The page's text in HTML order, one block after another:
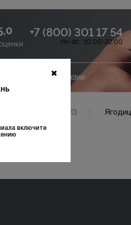
✖
включите
+7 (800) 301 17 54
пн-вс: 10:00-22:00
Лицензии
фото клиники (10)